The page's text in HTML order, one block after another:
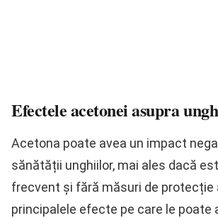
Efectele acetonei asupra
Acetona poate avea un impact
sănătății unghiilor, mai ales dacă
frecvent și fără măsuri de protecție
principalele efecte pe care le poate